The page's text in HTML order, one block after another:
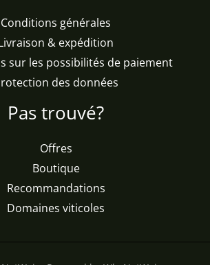
Conditions générales
& expédition
sur les possibilités de paiement
des données
Pas trouvé?
Offres
Boutique
Recommandations
Domaines viticoles